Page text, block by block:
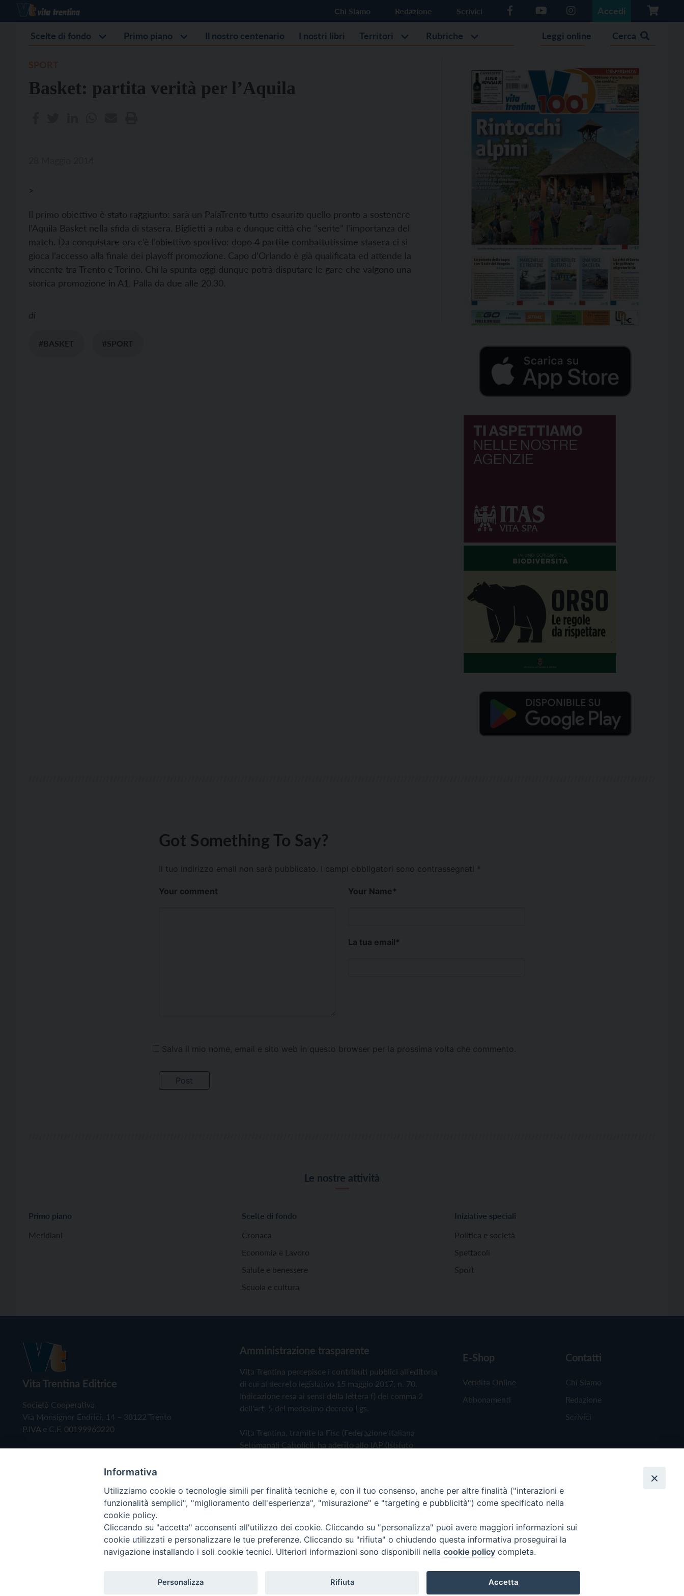
Chi Siamo Redazione Scrivici Accedi
Scelte di fondo Primo piano Il nostro centenario I nostri libri Territori Rubriche Leggi online Cerca
Basket: partita verità per l’Aquila
>
Il primo obiettivo è stato raggiunto: sarà un PalaTrento tutto esaurito quello pronto a sostenere
l’Aquila Basket nella sfida di stasera. Biglietti a ruba e dunque città che “sente” l’importanza del
match. Da conquistare ora c’è l’obiettivo sportivo: dopo 4 partite combattutissime stasera ci si
gioca l’accesso alla finale dei playoff promozione. Capo d’Orlando è già qualificata ed attende la
vincente tra Trento e Torino. Chi la spunta oggi dunque potrà disputare le gare che valgono una
storica promozione in A1. Palla da due alle 20.30.
di
#BASKET #SPORT
Got Something To Say?
Il tuo indirizzo email non sarà pubblicato. I campi obbligatori sono contrassegnati *
Your comment Your Name*
La tua email*
Salva il mio nome, email e sito web in questo browser per la prossima volta che commento.
Le nostre attività
Primo piano
Meridiani
Scelte di fondo
Cronaca
Economia e Lavoro
Salute e benessere
Scuola e cultura
Iniziative speciali
Politica e società
Spettacoli
Sport
Vita Trentina Editrice
Società Cooperativa
Via Monsignor Endrici, 14 – 38122 Trento
P.IVA e C.F. 00199960220
Amministrazione trasparente
Vita Trentina percepisce i contributi pubblici all'editoria
di cui al decreto legislativo 15 maggio 2017, n. 70.
Indicazione resa ai sensi della lettera f) del comma 2
dell'art. 5 del medesimo decreto Lgs.
Vita Trentina, tramite la Fisc (Federazione Italiana
Settimanali Cattolici), ha aderito allo IAP (Istituto
Privacy Policy Cookie Policy
E-Shop
Vendita Online
Abbonamenti
Contatti
Chi Siamo
Redazione
Scrivici
Copyright © 2019 - Tutti i diritti riservati - Vita Trentina Editrice
Informativa
Utilizziamo cookie o tecnologie simili per finalità tecniche e, con il tuo consenso, anche per altre finalità ("interazioni e
funzionalità semplici", "miglioramento dell'esperienza", "misurazione" e "targeting e pubblicità") come specificato nella
cookie policy.
Cliccando su "accetta" acconsenti all'utilizzo dei cookie. Cliccando su "personalizza" puoi avere maggiori informazioni sui
cookie utilizzati e personalizzare le tue preferenze. Cliccando su "rifiuta" o chiudendo questa informativa proseguirai la
navigazione installando i soli cookie tecnici. Ulteriori informazioni sono disponibili nella cookie policy completa.
Personalizza Rifiuta Accetta